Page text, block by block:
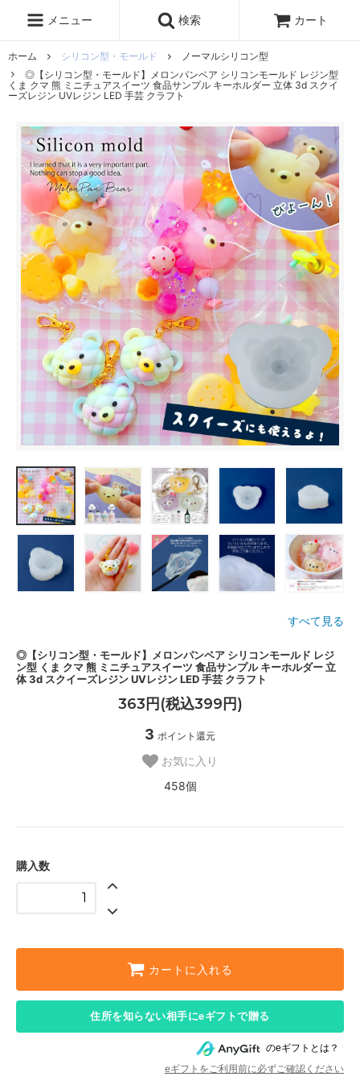
メニュー 検索 カート
ホーム シリコン型・モールド
ノーマルシリコン型
◎【シリコン型・モールド】メロンパンベア シリコンモールド レジン型
くま クマ 熊 ミニチュアスイーツ 食品サンプル キーホルダー 立体 3d スクイ
ーズレジン UVレジン LED 手芸 クラフト
すべて見る
◎【シリコン型・モールド】メロンパンベア シリコンモールド レジ
ン型 くま クマ 熊 ミニチュアスイーツ 食品サンプル キーホルダー 立
体 3d スクイーズレジン UVレジン LED 手芸 クラフト
363円(税込399円)
3 ポイント還元
お気に入り
458個
購入数
カートに入れる
住所を知らない相手にeギフトで贈る
のeギフトとは？
eギフトをご利用前に必ずご確認ください